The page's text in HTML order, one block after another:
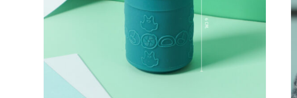
เลือกรูปแบบ
THIS
PRODUCT
HAS
MULTIPLE
VARIANTS.
DETAILS